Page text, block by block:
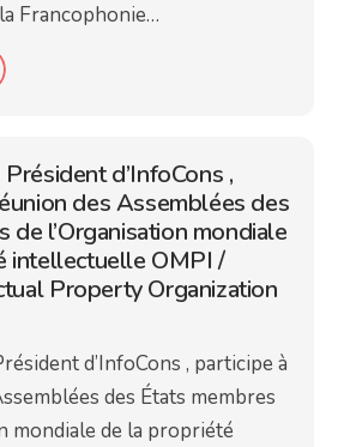
Francophonie…
d’InfoCons ,
des Assemblées des
de l’Organisation mondiale
intellectuelle OMPI /
Property Organization
d’InfoCons , participe à
des États membres
mondiale de la propriété